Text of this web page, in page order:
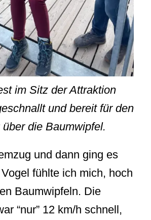
im Sitz der Attraktion
und bereit für den
die Baumwipfel.
und dann ging es
fühlte ich mich, hoch
Baumwipfeln. Die
“nur” 12 km/h schnell,